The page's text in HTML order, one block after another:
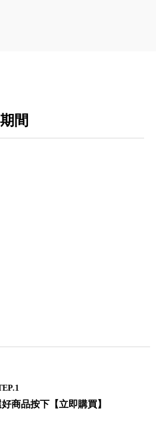
間
商品按下【立即購買】